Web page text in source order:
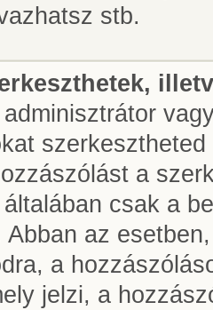
stb.
a
csak a
Abban az
a
jelzi, a